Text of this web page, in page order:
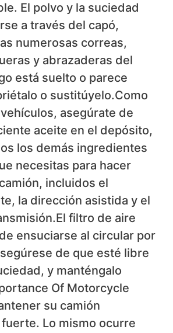
El polvo y la suciedad
a través del capó,
numerosas correas,
y abrazaderas del
está suelto o parece
o sustitúyelo.Como
asegúrate de
aceite en el depósito,
los demás ingredientes
necesitas para hacer
incluidos el
la dirección asistida y el
filtro de aire
ensuciarse al circular por
de que esté libre
y manténgalo
Of Motorcycle
su camión
Lo mismo ocurre